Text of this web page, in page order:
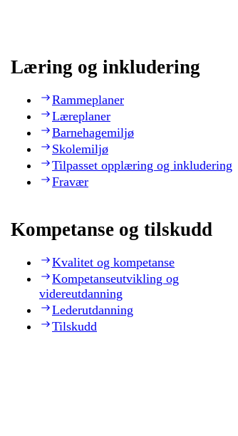
Læring og inkludering
Rammeplaner
Læreplaner
Barnehagemiljø
Skolemiljø
Tilpasset opplæring og inkludering
Fravær
Kompetanse og tilskudd
Kvalitet og kompetanse
Kompetanseutvikling og
videreutdanning
Lederutdanning
Tilskudd